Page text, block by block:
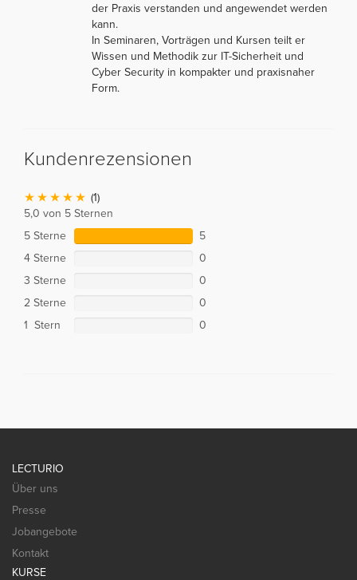
der Praxis verstanden und angewendet werden
kann.
In Seminaren, Vorträgen und Kursen teilt er
Wissen und Methodik zur IT-Sicherheit und
Cyber Security in kompakter und praxisnaher
Form.
Kundenrezensionen
(1)
5,0 von 5 Sternen
5 Sterne
5
4 Sterne
0
3 Sterne
0
2 Sterne
0
1 Stern
0
LECTURIO
Über uns
Presse
Jobangebote
Kontakt
KURSE